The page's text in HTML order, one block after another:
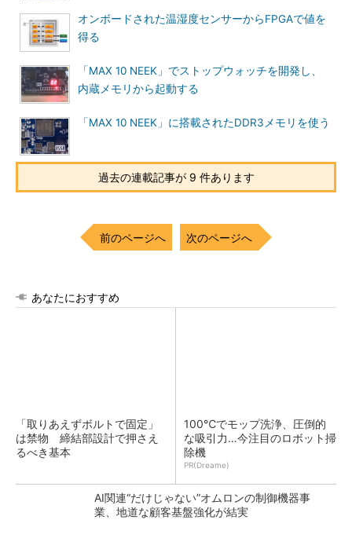
オンボードされた温湿度センサーからFPGAで値を
得る
「MAX 10 NEEK」でストップウォッチを開発し、
内蔵メモリから起動する
「MAX 10 NEEK」に搭載されたDDR3メモリを使う
過去の連載記事が 9 件あります
前のページへ 次のページへ
あなたにおすすめ
「取りあえずボルトで固定」
は禁物 締結部設計で押さえ
るべき基本
100℃でモップ洗浄、圧倒的
な吸引力…今注目のロボット掃
除機
PR(Dreame)
AI関連“だけじゃない”オムロンの制御機器事
業、地道な顧客基盤強化が結実